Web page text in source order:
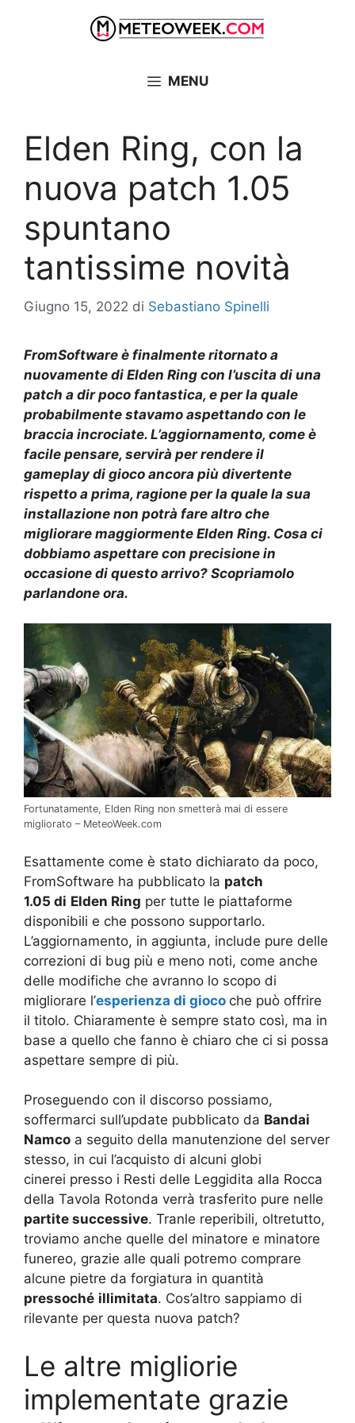
MENU
Elden Ring, con la
nuova patch 1.05
spuntano
tantissime novità
Giugno 15, 2022 di Sebastiano Spinelli
FromSoftware è finalmente ritornato a
nuovamente di Elden Ring con l’uscita di una
patch a dir poco fantastica, e per la quale
probabilmente stavamo aspettando con le
braccia incrociate. L’aggiornamento, come è
facile pensare, servirà per rendere il
gameplay di gioco ancora più divertente
rispetto a prima, ragione per la quale la sua
installazione non potrà fare altro che
migliorare maggiormente Elden Ring. Cosa ci
dobbiamo aspettare con precisione in
occasione di questo arrivo? Scopriamolo
parlandone ora.
Fortunatamente, Elden Ring non smetterà mai di essere
migliorato – MeteoWeek.com
Esattamente come è stato dichiarato da poco,
FromSoftware ha pubblicato la patch
1.05 di Elden Ring per tutte le piattaforme
disponibili e che possono supportarlo.
L’aggiornamento, in aggiunta, include pure delle
correzioni di bug più e meno noti, come anche
delle modifiche che avranno lo scopo di
migliorare l’esperienza di gioco che può offrire
il titolo. Chiaramente è sempre stato così, ma in
base a quello che fanno è chiaro che ci si possa
aspettare sempre di più.
Proseguendo con il discorso possiamo,
soffermarci sull’update pubblicato da Bandai
Namco a seguito della manutenzione del server
stesso, in cui l’acquisto di alcuni globi
cinerei presso i Resti delle Leggidita alla Rocca
della Tavola Rotonda verrà trasferito pure nelle
partite successive. Tranle reperibili, oltretutto,
troviamo anche quelle del minatore e minatore
funereo, grazie alle quali potremo comprare
alcune pietre da forgiatura in quantità
pressoché illimitata. Cos’altro sappiamo di
rilevante per questa nuova patch?
Le altre migliorie
implementate grazie